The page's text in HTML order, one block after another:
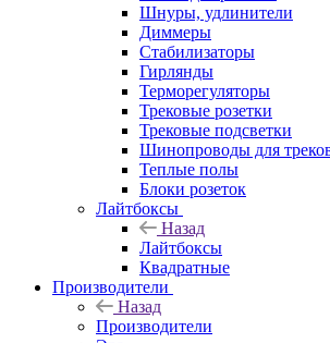
Шнуры, удлинители
Диммеры
Стабилизаторы
Гирлянды
Терморегуляторы
Трековые розетки
Трековые подсветки
Шинопроводы для
Теплые полы
Блоки розеток
Лайтбоксы
Назад
Лайтбоксы
Квадратные
Производители
Назад
Производители